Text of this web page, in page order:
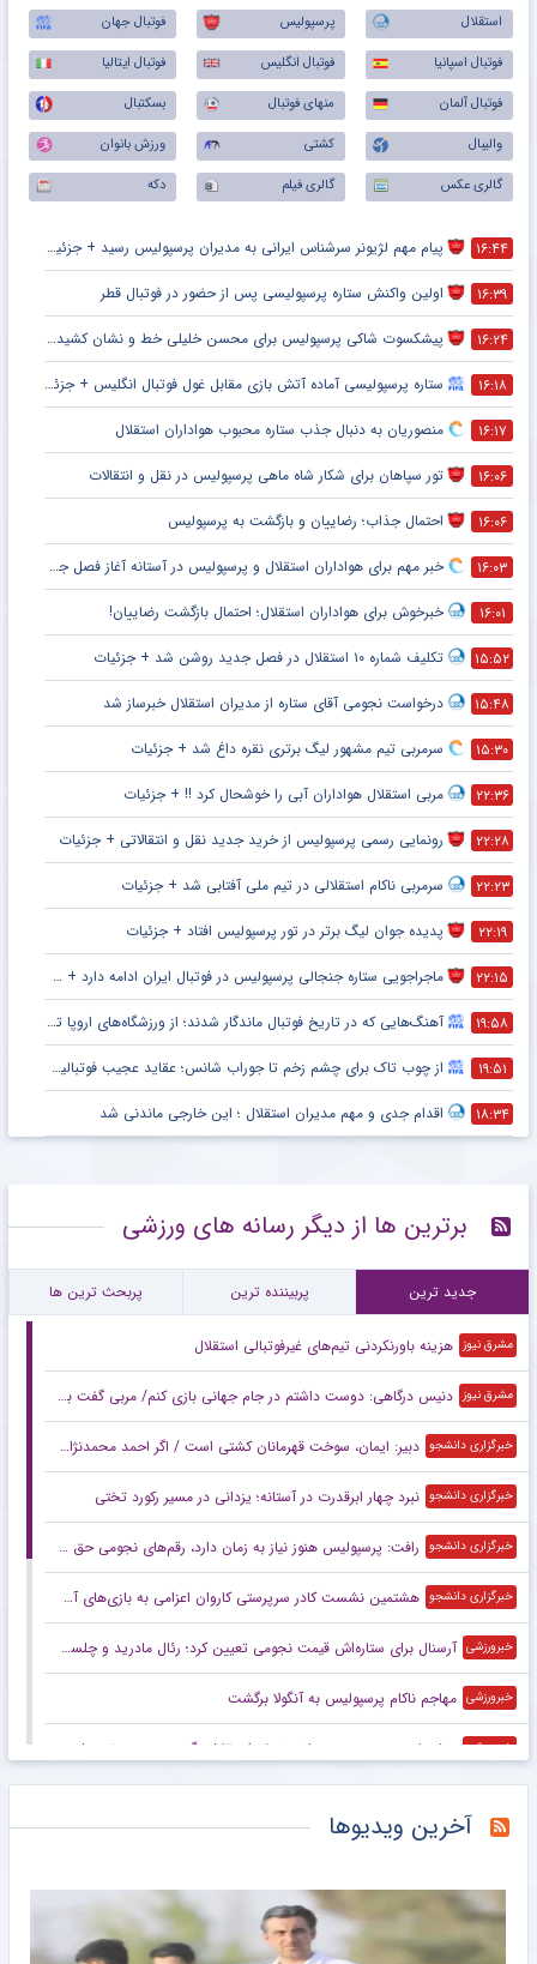
استقلال پرسپولیس
فوتبال جهان
فوتبال اسپانیا
فوتبال انگلیس
فوتبال ایتالیا
فوتبال آلمان
منهای فوتبال
بسکتبال
والیبال
کشتی
ورزش بانوان
گالری عکس
گالری فیلم دکه
۱۶:۴۴ پیام مهم لژیونر سرشناس ایرانی به مدیران پرسپولیس رسید + جزئیات
۱۶:۳۹ اولین واکنش ستاره پرسپولیسی پس از حضور در فوتبال قطر
۱۶:۲۴ پیشکسوت شاکی پرسپولیس برای محسن خلیلی خط و نشان کشید + جزئیات
۱۶:۱۸ ستاره پرسپولیسی آماده آتش بازی مقابل غول فوتبال انگلیس + جزئیات
۱۶:۱۷ منصوریان به دنبال جذب ستاره محبوب هواداران استقلال
۱۶:۰۶ تور سپاهان برای شکار شاه ماهی پرسپولیس در نقل و انتقالات
۱۶:۰۶ احتمال جذاب؛ رضاییان و بازگشت به پرسپولیس
۱۶:۰۳ خبر مهم برای هواداران استقلال و پرسپولیس در آستانه آغاز فصل جدید
۱۶:۰۱ خبرخوش برای هواداران استقلال؛ احتمال بازگشت رضاییان!
۱۵:۵۲ تکلیف شماره ۱۰ استقلال در فصل جدید روشن شد + جزئیات
۱۵:۴۸ درخواست نجومی آقای ستاره از مدیران استقلال خبرساز شد
۱۵:۳۰ سرمربی تیم مشهور لیگ برتری نقره داغ شد + جزئیات
۲۲:۳۶ مربی استقلال هواداران آبی را خوشحال کرد !! + جزئیات
۲۲:۲۸ رونمایی رسمی پرسپولیس از خرید جدید نقل و انتقالاتی + جزئیات
۲۲:۲۳ سرمربی ناکام استقلالی در تیم ملی آفتابی شد + جزئیات
۲۲:۱۹ پدیده جوان لیگ برتر در تور پرسپولیس افتاد + جزئیات
۲۲:۱۵ ماجراجویی ستاره جنجالی پرسپولیس در فوتبال ایران ادامه دارد + جزئیات
۱۹:۵۸ آهنگ‌هایی که در تاریخ فوتبال ماندگار شدند؛ از ورزشگاه‌های اروپا تا جام جهانی
۱۹:۵۱ از چوب تاک برای چشم زخم تا جوراب شانس؛ عقاید عجیب فوتبالیست‌ها!
۱۸:۳۴ اقدام جدی و مهم مدیران استقلال ؛ این خارجی ماندنی شد
برترین ها از دیگر رسانه های ورزشی
جدید ترین پربیننده ترین پربحث ترین ها
مشرق نیوز هزینه باورنکردنی تیم‌های غیرفوتبالی استقلال
مشرق نیوز دنیس درگاهی: دوست داشتم در جام جهانی بازی کنم/ مربی گفت برابر بلژیک دفاعی بازی کنید
خبرگزاری دانشجو دبیر: ایمان، سوخت قهرمانان کشتی است / اگر احمد محمدنژاد وزن کم نکند، از اردو اخراج می‌شود + فیلم
خبرگزاری دانشجو نبرد چهار ابرقدرت در آستانه؛ یزدانی در مسیر رکورد تختی
خبرگزاری دانشجو رافت: پرسپولیس هنوز نیاز به زمان دارد، رقم‌های نجومی حق بعضی بازیکنان نیست
خبرگزاری دانشجو هشتمین نشست کادر سرپرستی کاروان اعزامی به بازی‌های آسیایی ناگویا برگزار شد
خبرورزشی آرسنال برای ستاره‌اش قیمت نجومی تعیین کرد؛ رئال مادرید و چلسی آماده رقابت
خبرورزشی مهاجم ناکام پرسپولیس به آنگولا برگشت
خبرورزشی پیشنهاد عجیب به موسیمانه؛ نصف استقلال بگیر و سرمربی تیم ملی شو!
خبرورزشی
خبرگزاری میزان والیبال جهان در انتظار جدال‌های نزدیک برای سهمیه المپیک لس‌آنجلس/ مسیر دشوار برای نمایندگان آسیا
آخرین ویدیوها